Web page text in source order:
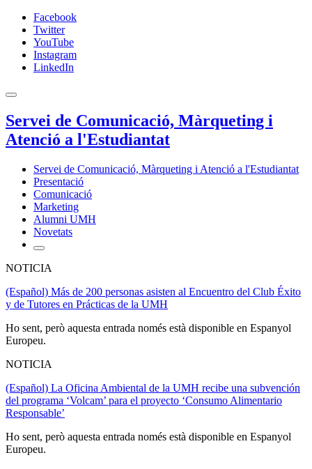
Facebook
Twitter
YouTube
Instagram
LinkedIn
Servei de Comunicació, Màrqueting i
Atenció a l'Estudiantat
Servei de Comunicació, Màrqueting i Atenció a l'Estudiantat
Presentació
Comunicació
Marketing
Alumni UMH
Novetats
NOTICIA
(Español) Más de 200 personas asisten al Encuentro del Club Éxito
y de Tutores en Prácticas de la UMH
Ho sent, però aquesta entrada només està disponible en Espanyol
Europeu.
NOTICIA
(Español) La Oficina Ambiental de la UMH recibe una subvención
del programa ‘Volcam’ para el proyecto ‘Consumo Alimentario
Responsable’
Ho sent, però aquesta entrada només està disponible en Espanyol
Europeu.